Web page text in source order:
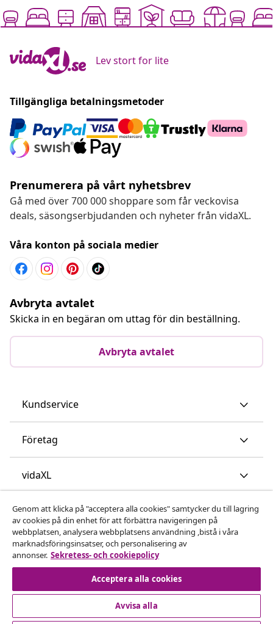
Lev stort for lite
Tillgängliga betalningsmetoder
Prenumerera på vårt nyhetsbrev
Gå med över 700 000 shoppare som får veckovisa
deals, säsongserbjudanden och nyheter från vidaXL.
Våra konton på sociala medier
Avbryta avtalet
Skicka in en begäran om uttag för din beställning.
Avbryta avtalet
Kundservice
Företag
vidaXL
Upptäck mer
© 2008-2026 vidaXL www.vidaxl.se är en webbshop från
vidaXL Marketplace International B.V.
Genom att klicka på "acceptera alla cookies" samtycker du till lagring
av cookies på din enhet för att förbättra navigeringen på
webbplatsen, analysera webbplatsens användning ,bistå i våra
marknadsföringsinsatser, och personalisering av
annonser. Sekretess- och cookiepolicy
Acceptera alla cookies
Avvisa alla